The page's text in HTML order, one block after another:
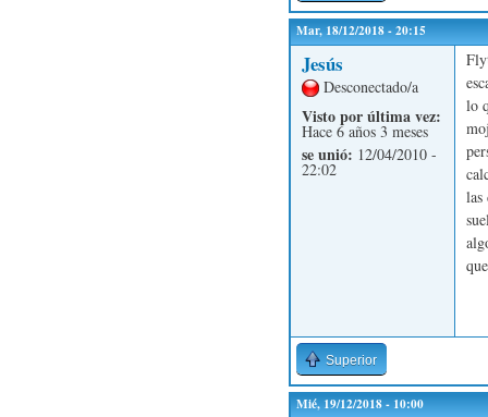
Mar, 18/12/2018 - 20:15
Jesús
Desconectado/a
Visto por última vez:
Hace 6 años 3 meses
se unió: 12/04/2010 -
22:02
lo
las
Superior
Mié, 19/12/2018 - 10:00